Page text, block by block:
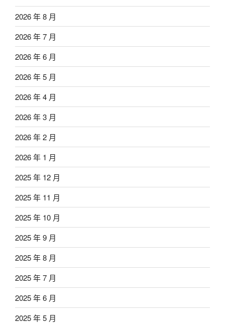
2026 年 8 月
2026 年 7 月
2026 年 6 月
2026 年 5 月
2026 年 4 月
2026 年 3 月
2026 年 2 月
2026 年 1 月
2025 年 12 月
2025 年 11 月
2025 年 10 月
2025 年 9 月
2025 年 8 月
2025 年 7 月
2025 年 6 月
2025 年 5 月